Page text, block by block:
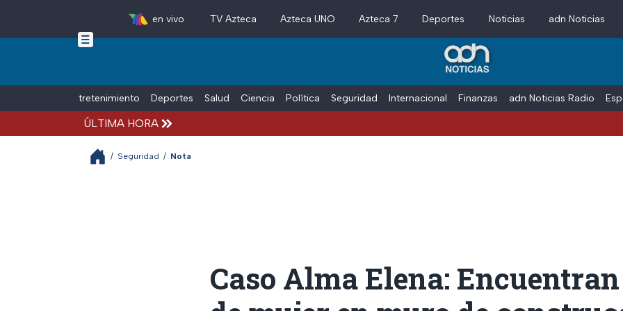
Skip to main content
en vivo TV Azteca Azteca UNO Azteca 7 Deportes Noticias adn Noticias
Entretenimiento Deportes Salud Ciencia Política Seguridad Internacional Finanzas adn Noticias Radio
ÚLTIMA HORA
/ Seguridad / Nota
Caso Alma Elena: